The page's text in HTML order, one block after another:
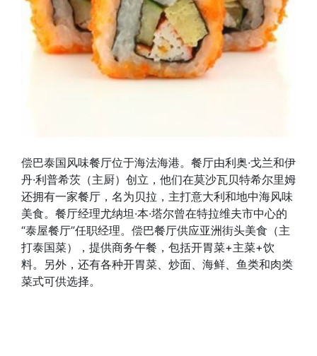
偿巴泰国风味餐厅位于海法海港。餐厅由利奥·戈兰和伊
丹·利普希茨（主厨）创立，他们在莫沙瓦贝特希尔里姆
还拥有一家餐厅，名为贝拉，主打意大利和地中海风味
美食。餐厅经理尤纳坦·本·塔尔曾在特拉维夫市中心的
“泰屋餐厅”任职经理。偿巴餐厅供应亚洲街头美食（主
打泰国菜），提供商务午餐，包括开胃菜+主菜+饮
料。另外，还有各种开胃菜、炒面、海鲜、鱼类和肉类
菜式可供选择。